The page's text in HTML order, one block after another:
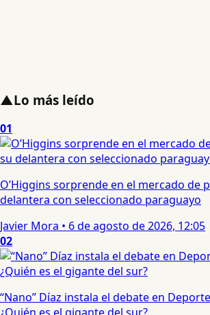
▲Lo más leído
01
O’Higgins sorprende en el mercado de
delantera con seleccionado paraguayo
Javier Mora • 6 de agosto de 2026, 12:05
02
“Nano” Díaz instala el debate en